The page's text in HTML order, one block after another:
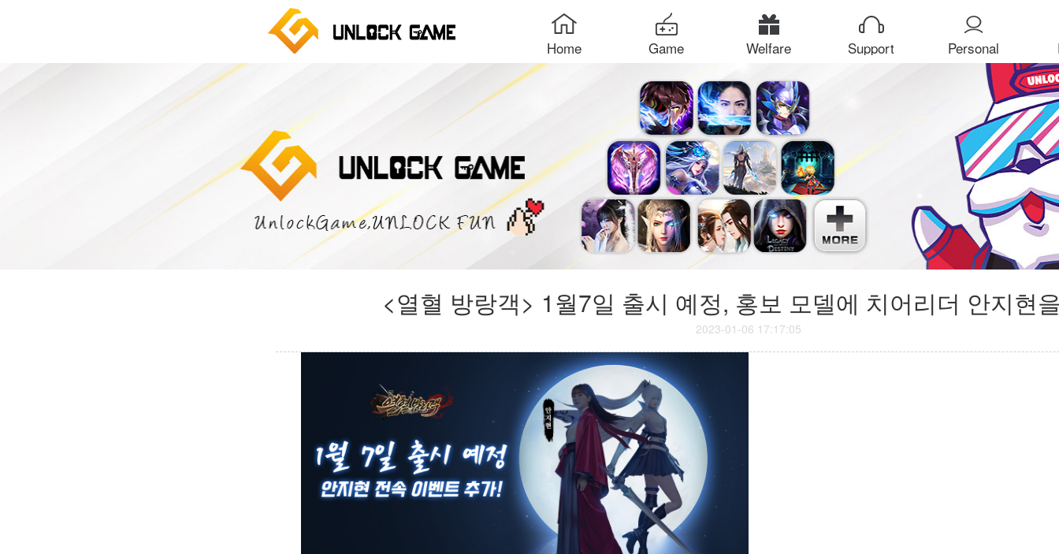
Home Game Welfare Support
Personal
Center
<열혈 방랑객> 1월7일 출시 예정, 홍보 모델에 치어리더 안지현
2023-01-06 17:17:05